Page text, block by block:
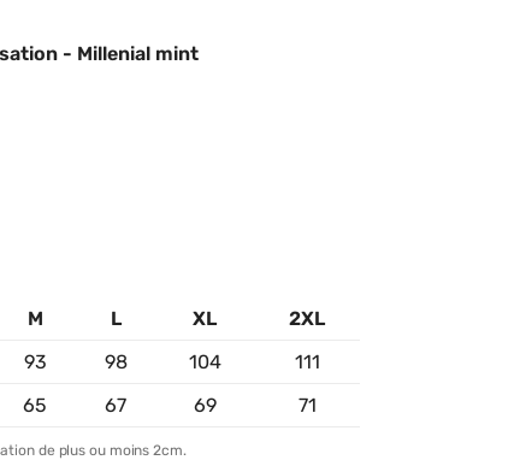
- Millenial mint
M L XL
2XL
93 98 104
111
65 67 69 71
de plus ou moins 2cm.